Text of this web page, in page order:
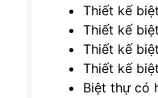
Thiết kế
Thiết kế
Thiết kế
Thiết kế
Biệt thự có